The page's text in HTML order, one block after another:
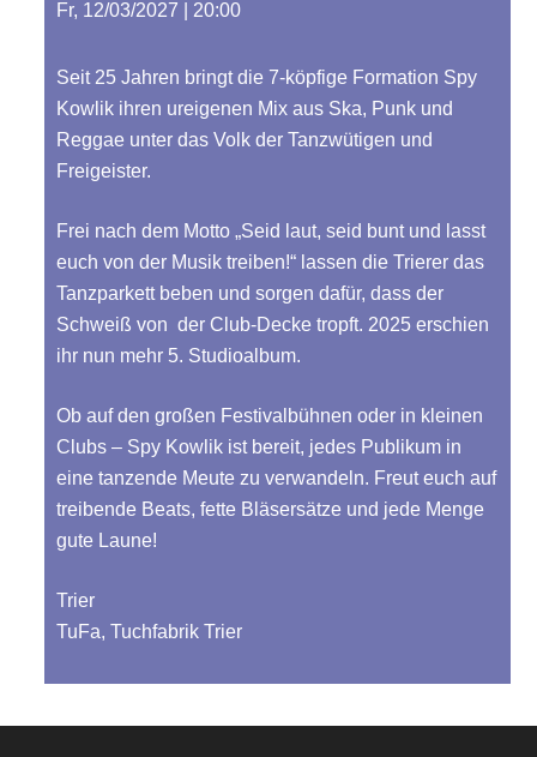
Fr, 12/03/2027 | 20:00
Seit 25 Jahren bringt die 7-köpfige Formation Spy
Kowlik ihren ureigenen Mix aus Ska, Punk und
Reggae unter das Volk der Tanzwütigen und
Freigeister.
Frei nach dem Motto „Seid laut, seid bunt und lasst
euch von der Musik treiben!“ lassen die Trierer das
Tanzparkett beben und sorgen dafür, dass der
Schweiß von der Club-Decke tropft. 2025 erschien
ihr nun mehr 5. Studioalbum.
Ob auf den großen Festivalbühnen oder in kleinen
Clubs – Spy Kowlik ist bereit, jedes Publikum in
eine tanzende Meute zu verwandeln. Freut euch auf
treibende Beats, fette Bläsersätze und jede Menge
gute Laune!
Trier
TuFa, Tuchfabrik Trier